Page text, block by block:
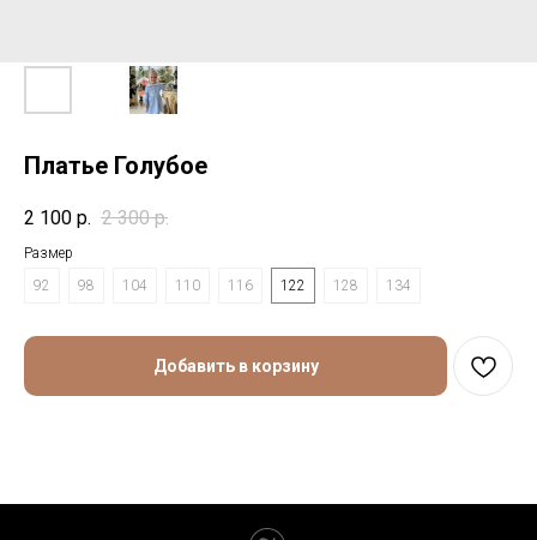
Платье Голубое
2 100 р. 2 300 р.
Размер
92
98 104 110 116 122 128 134
Добавить в корзину